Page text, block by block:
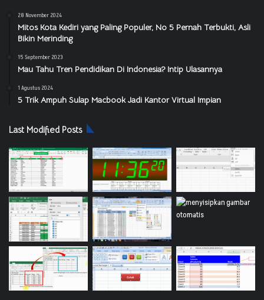
28 November 2024
Mitos Kota Kediri yang Paling Populer, No 5 Pernah Terbukti, Asli
Bikin Merinding
15 September 2023
Mau Tahu Tren Pendidikan Di Indonesia? Intip Ulasannya
1 Agustus 2024
5 Trik Ampuh Sulap Macbook Jadi Kantor Virtual Impian
Last Modified Posts